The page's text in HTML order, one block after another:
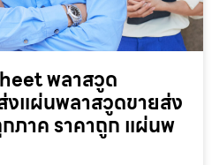
พลาสวูด
งแผ่นพลาสวูดขายส่ง
ภาค ราคาถูก แผ่นพ